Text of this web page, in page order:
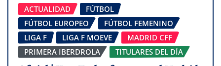
ACTUALIDAD
FÚTBOL
FÚTBOL EUROPEO
FÚTBOL FEMENINO
LIGA F
LIGA F MOEVE
MADRID CFF
PRIMERA IBERDROLA
TITULARES DEL DÍA